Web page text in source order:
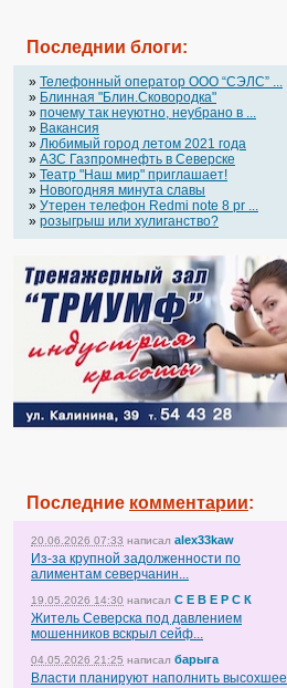
Последнии блоги:
» Телефонный оператор OOO “СЭЛС” ...
» Блинная "Блин.Сковородка"
» почему так неуютно, неубрано в ...
» Вакансия
» Любимый город летом 2021 года
» АЗС Газпромнефть в Северске
» Театр "Наш мир" приглашает!
» Новогодняя минута славы
» Утерен телефон Redmi note 8 pr ...
» розыгрыш или хулиганство?
Последние комментарии:
20.06.2026 07:33 написал alex33kaw
Из-за крупной задолженности по
алиментам северчанин...
19.05.2026 14:30 написал С Е В Е Р С К
Житель Северска под давлением
мошенников вскрыл сейф...
04.05.2026 21:25 написал барыга
Власти планируют наполнить высохшее